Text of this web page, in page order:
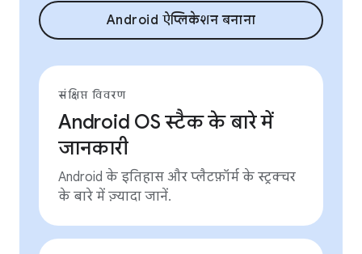
Android ऐप्लिकेशन बनाना
संक्षिप्त विवरण
Android OS स्टैक के बारे में
जानकारी
Android के इतिहास और प्लैटफ़ॉर्म के स्ट्रक्चर
के बारे में ज़्यादा जानें.